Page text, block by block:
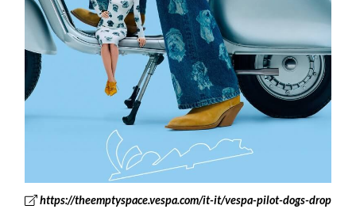
https://theemptyspace.vespa.com/it-it/vespa-pilot-dogs-drop